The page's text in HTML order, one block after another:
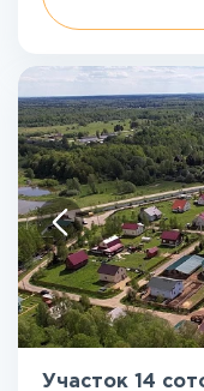
Участок 14